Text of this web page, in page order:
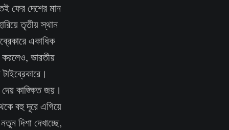
ফের দেশের মান
তৃতীয় স্থান
একাধিক
ভারতীয়
কাঙ্ক্ষিত জয়।
বহু দূরে এগিয়ে
দিশা দেখাচ্ছে,